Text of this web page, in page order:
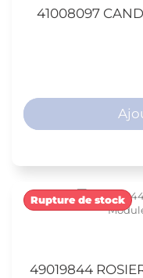
41008097
49019844
Rupture de stock